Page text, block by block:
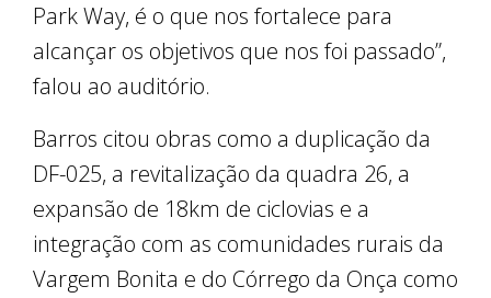
Park Way, é o que nos fortalece para
alcançar os objetivos que nos foi passado”,
falou ao auditório.
Barros citou obras como a duplicação da
DF-025, a revitalização da quadra 26, a
expansão de 18km de ciclovias e a
integração com as comunidades rurais da
Vargem Bonita e do Córrego da Onça como